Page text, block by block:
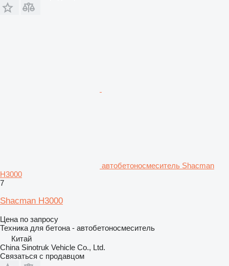
автобетоносмеситель Shacman
H3000
7
Shacman H3000
Цена по запросу
Техника для бетона - автобетоносмеситель
Китай
China Sinotruk Vehicle Co., Ltd.
Связаться с продавцом